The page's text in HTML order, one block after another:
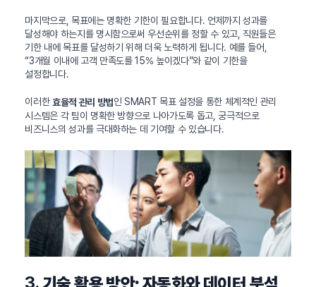
마지막으로, 목표에는 명확한 기한이 필요합니다. 언제까지 성과를
달성해야 하는지를 명시함으로써 우선순위를 정할 수 있고, 직원들은
기한 내에 목표를 달성하기 위해 더욱 노력하게 됩니다. 예를 들어,
“3개월 이내에 고객 만족도를 15% 높이겠다”와 같이 기한을
설정합니다.
이러한효율적 관리 방법인 SMART 목표 설정을 통한 체계적인 관리
시스템은 각 팀이 명확한 방향으로 나아가도록 돕고, 궁극적으로
비즈니스의 성과를 극대화하는 데 기여할 수 있습니다.
3.